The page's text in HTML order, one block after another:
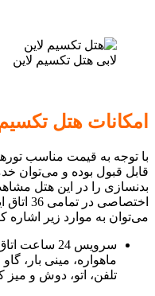
لابی هتل تکسیم لاین
مکانات هتل
با توجه به قیمت مناسب
قابل قبول بوده و می‌توان
بدنسازی را در این هتل
می‌توان به موارد زیر اشاره
سرویس 24
ماهواره، مینی بار،
تلفن، اتو، دوش و میز